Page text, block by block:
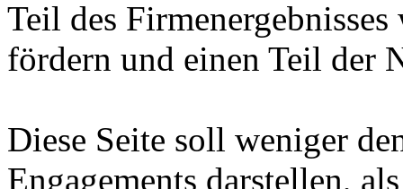
Teil des
fördern und einen Teil der
Diese Seite soll weniger
Engagements darstellen,